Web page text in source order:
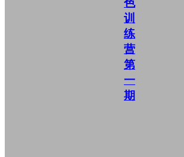
色
训
练
营
第
一
期